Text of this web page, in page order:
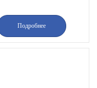
Подробнее